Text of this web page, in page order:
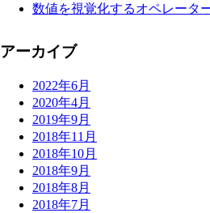
数値を視覚化するオペレーター
アーカイブ
2022年6月
2020年4月
2019年9月
2018年11月
2018年10月
2018年9月
2018年8月
2018年7月